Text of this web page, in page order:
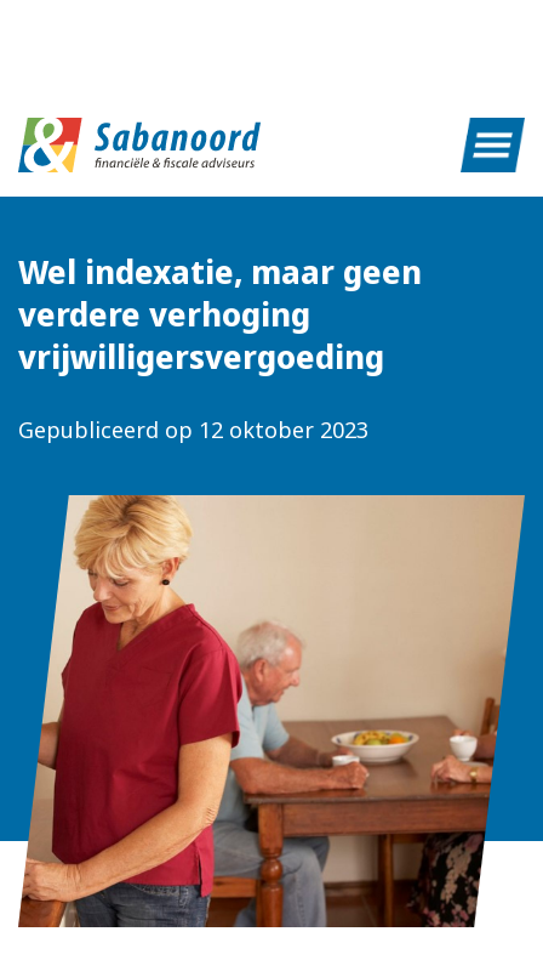
Wel indexatie, maar geen
verdere verhoging
vrijwilligersvergoeding
Gepubliceerd op 12 oktober 2023